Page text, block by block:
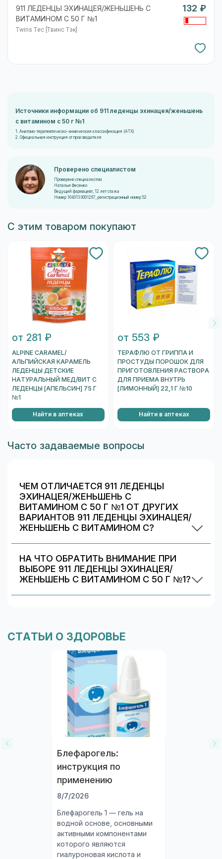
911 ЛЕДЕНЦЫ ЭХИНАЦЕЯ/ЖЕНЬШЕНЬ С
ВИТАМИНОМ С 50 Г №1
Twins Tec [Твинс Тэк]
132 ₽
Источники информации об 911 леденцы эхинацея/женьшень
с витамином с 50 г №1
1. Анатомо-терапевтическо-химическая классификация (ATX)
2. Официальная инструкция от производителя
Проверено специалистом
Проверено специалистом
Наталья Фесенко
Ведущий фармацевт, 12 лет стажа
Номер 104013 0001267, регистрационный номер 52
С этим товаром покупают
от 281 ₽
ALPINE CARAMEL/
АЛЬПИЙСКАЯ КАРАМЕЛЬ
ЛЕДЕНЦЫ ДЕТСКИЕ
НАТУРАЛЬНЫЙ МЕД/ВИТ С
ЛЕДЕНЦЫ [АПЕЛЬСИН] 75 Г
№1
Найти в аптеках
от 553 ₽
ТЕРАФЛЮ ОТ ГРИППА И
ПРОСТУДЫ ПОРОШОК ДЛЯ
ПРИГОТОВЛЕНИЯ РАСТВОРА
ДЛЯ ПРИЕМА ВНУТРЬ
[ЛИМОННЫЙ] 22,1 Г №10
Найти в аптеках
Часто задаваемые вопросы
ЧЕМ ОТЛИЧАЕТСЯ 911 ЛЕДЕНЦЫ
ЭХИНАЦЕЯ/ЖЕНЬШЕНЬ С
ВИТАМИНОМ С 50 Г №1 ОТ ДРУГИХ
ВАРИАНТОВ 911 ЛЕДЕНЦЫ ЭХИНАЦЕЯ/
ЖЕНЬШЕНЬ С ВИТАМИНОМ С?
«Формы выпуска» можно сравнить цены и
наличие в Реутове.
НА ЧТО ОБРАТИТЬ ВНИМАНИЕ ПРИ
ВЫБОРЕ 911 ЛЕДЕНЦЫ ЭХИНАЦЕЯ/
ЖЕНЬШЕНЬ С ВИТАМИНОМ С 50 Г №1?
проконсультируйтесь со специалистом.
СТАТЬИ О ЗДОРОВЬЕ
Блефарогель:
инструкция по
применению
8/7/2026
Блефарогель 1 — гель на
водной основе, основными
активными компонентами
которого являются
гиалуроновая кислота и